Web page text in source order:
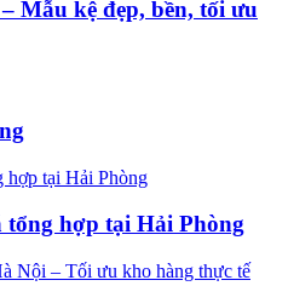
Mẫu kệ đẹp, bền, tối ưu
tổng hợp tại Hải Phòng